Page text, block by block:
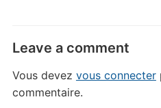
Leave a comment
Vous devez vous connecter
commentaire.